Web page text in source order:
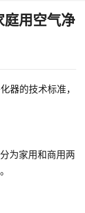
庭用空气净
器的技术标准，
为家用和商用两